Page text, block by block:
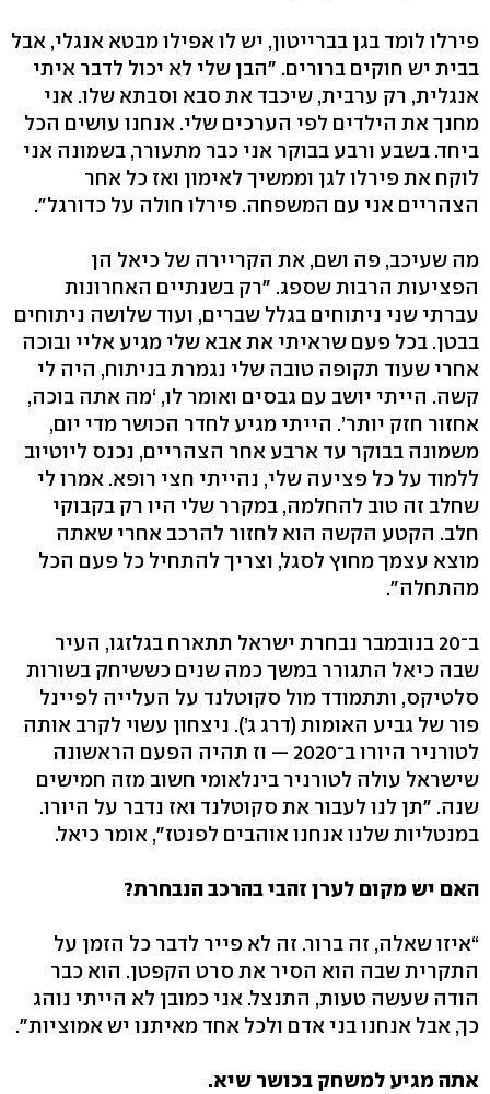
פירלו לומד בגן בברייטון, יש לו אפילו מבטא אנגלי, אבל
בבית יש חוקים ברורים. "הבן שלי לא יכול לדבר איתי
אנגלית, רק ערבית, שיכבד את סבא וסבתא שלו. אני
מחנך את הילדים לפי הערכים שלי. אנחנו עושים הכל
ביחד. בשבע ורבע בבוקר אני כבר מתעורר, בשמונה אני
לוקח את פירלו לגן וממשיך לאימון ואז כל אחר
הצהריים אני עם המשפחה. פירלו חולה על כדורגל".
מה שעיכב, פה ושם, את הקריירה של כיאל הן
הפציעות הרבות שספג. "רק בשנתיים האחרונות
עברתי שני ניתוחים בגלל שברים, ועוד שלושה ניתוחים
בבטן. בכל פעם שראיתי את אבא שלי מגיע אליי ובוכה
אחרי שעוד תקופה טובה שלי נגמרת בניתוח, היה לי
קשה. הייתי יושב עם גבסים ואומר לו, ‘מה אתה בוכה,
אחזור חזק יותר’. הייתי מגיע לחדר הכושר מדי יום,
משמונה בבוקר עד ארבע אחר הצהריים, נכנס ליוטיוב
ללמוד על כל פציעה שלי, נהייתי חצי רופא. אמרו לי
שחלב זה טוב להחלמה, במקרר שלי היו רק בקבוקי
חלב. הקטע הקשה הוא לחזור להרכב אחרי שאתה
מוצא עצמך מחוץ לסגל, וצריך להתחיל כל פעם הכל
מהתחלה".
ב־20 בנובמבר נבחרת ישראל תתארח בגלזגו, העיר
שבה כיאל התגורר במשך כמה שנים כששיחק בשורות
סלטיקס, ותתמודד מול סקוטלנד על העלייה לפיינל
פור של גביע האומות (דרג ג’). ניצחון עשוי לקרב אותה
לטורניר היורו ב־2020 — וז תהיה הפעם הראשונה
שישראל עולה לטורניר בינלאומי חשוב מזה חמישים
שנה. "תן לנו לעבור את סקוטלנד ואז נדבר על היורו.
במנטליות שלנו אנחנו אוהבים לפנטז", אומר כיאל.
האם יש מקום לערן זהבי בהרכב הנבחרת?
“איזו שאלה, זה ברור. זה לא פייר לדבר כל הזמן על
התקרית שבה הוא הסיר את סרט הקפטן. הוא כבר
הודה שעשה טעות, התנצל. אני כמובן לא הייתי נוהג
כך, אבל אנחנו בני אדם ולכל אחד מאיתנו יש אמוציות".
אתה מגיע למשחק בכושר שיא.